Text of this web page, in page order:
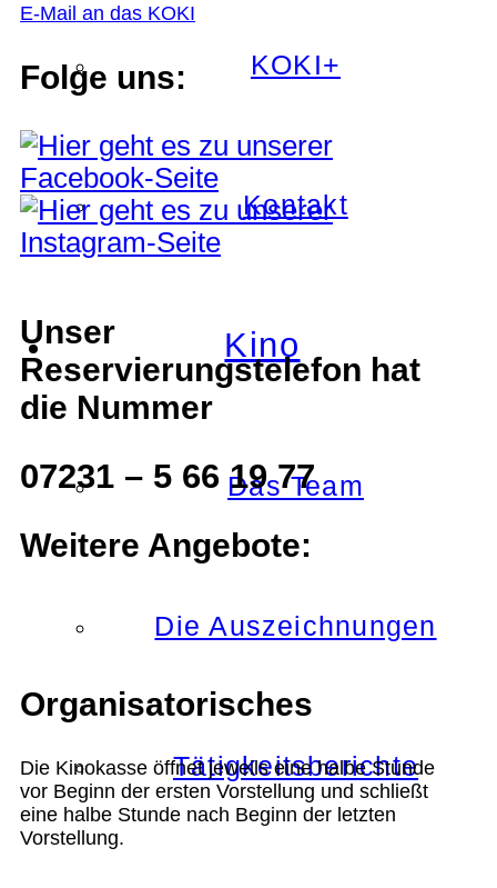
KOKI+
Kontakt
Kino
Das Team
Die Auszeichnungen
Tätigkeitsberichte
E-Mail an das KOKI
Folge uns:
Unser
Reservierungstelefon hat
die Nummer
07231 – 5 66 19 77
Weitere Angebote:
Organisatorisches
Die Kinokasse öffnet jeweils eine halbe Stunde
vor Beginn der ersten Vorstellung und schließt
eine halbe Stunde nach Beginn der letzten
Vorstellung.